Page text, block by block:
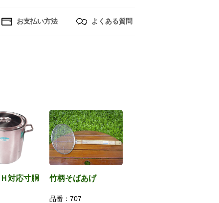
お支払い方法 よくある質問
対応寸胴
竹柄そばあげ
品番： 707